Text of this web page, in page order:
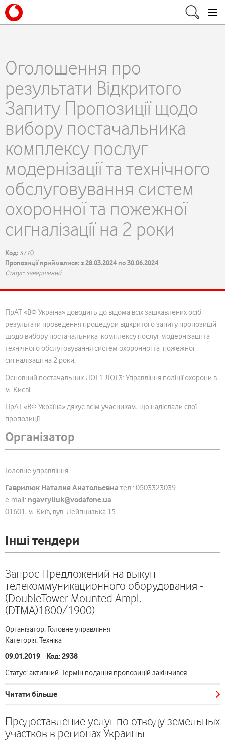
Оголошення про
результати Відкритого
Запиту Пропозиції щодо
вибору постачальника
комплексу послуг
модернізації та технічного
обслуговування систем
охоронної та пожежної
сигналізації на 2 роки
Код:3770
Пропозиції приймалися: з 28.03.2024 по 30.06.2024
Статус: завершений
ПрАТ «ВФ Україна» доводить до відома всіх зацікавлених осіб
результати проведення процедури відкритого запиту пропозицій
щодо вибору постачальника комплексу послуг модернізації та
технічного обслуговування систем охоронної та пожежної
сигналізації на 2 роки.
Основний постачальник ЛОТ1-ЛОТ3: Управління поліції охорони в
м. Києві.
ПрАТ «ВФ Україна» дякує всім учасникам, що надіслали свої
пропозиції.
Організатор
Головне управління
Гаврилюк Наталия Анатольевна тел.: 0503323039
e-mail: ngavryliuk@vodafone.ua
01601, м. Київ, вул. Лейпцизька 15
Інші тендери
Запрос Предложений на выкуп
телекоммуникационного оборудования -
(DoubleTower Mounted Ampl.
(DTMA)1800/1900)
Організатор: Головне управління
Категорія: Техніка
09.01.2019 Код: 2938
Статус: активний. Термін подання пропозицій закінчився
Читати більше
Предоставление услуг по отводу земельных
участков в регионах Украины